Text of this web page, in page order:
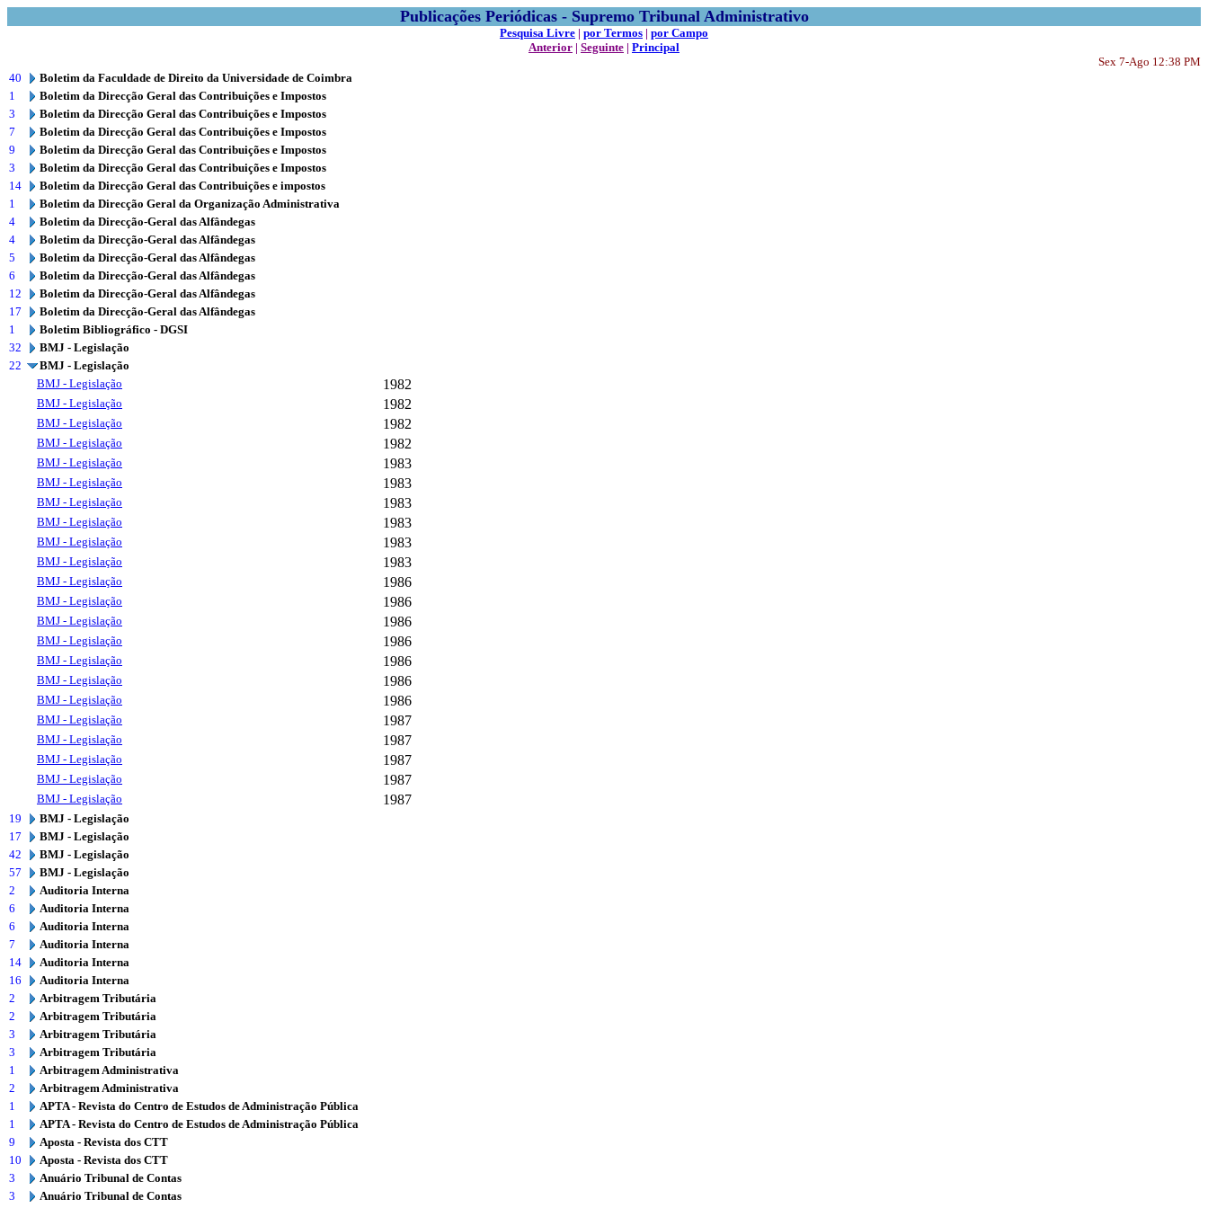
Publicações Periódicas - Supremo Tribunal Administrativo
Pesquisa Livre | por Termos | por Campo
Anterior | Seguinte | Principal
Sex 7-Ago 12:38 PM
40
Boletim da Faculdade de Direito da Universidade de Coimbra
1
Boletim da Direcção Geral das Contribuições e Impostos
3
Boletim da Direcção Geral das Contribuições e Impostos
7
Boletim da Direcção Geral das Contribuições e Impostos
9
Boletim da Direcção Geral das Contribuições e Impostos
3
Boletim da Direcção Geral das Contribuições e Impostos
14
Boletim da Direcção Geral das Contribuições e impostos
1
Boletim da Direcção Geral da Organização Administrativa
4
Boletim da Direcção-Geral das Alfândegas
4
Boletim da Direcção-Geral das Alfândegas
5
Boletim da Direcção-Geral das Alfândegas
6
Boletim da Direcção-Geral das Alfândegas
12
Boletim da Direcção-Geral das Alfândegas
17
Boletim da Direcção-Geral das Alfândegas
1
Boletim Bibliográfico - DGSI
32
BMJ - Legislação
22
BMJ - Legislação
BMJ - Legislação
1982
BMJ - Legislação 1982
BMJ - Legislação 1982
BMJ - Legislação 1982
BMJ - Legislação 1983
BMJ - Legislação 1983
BMJ - Legislação 1983
BMJ - Legislação 1983
BMJ - Legislação 1983
BMJ - Legislação 1983
BMJ - Legislação 1986
BMJ - Legislação 1986
BMJ - Legislação 1986
BMJ - Legislação 1986
BMJ - Legislação 1986
BMJ - Legislação 1986
BMJ - Legislação 1986
BMJ - Legislação 1987
BMJ - Legislação 1987
BMJ - Legislação 1987
BMJ - Legislação 1987
BMJ - Legislação 1987
19
BMJ - Legislação
17
BMJ - Legislação
42
BMJ - Legislação
57
BMJ - Legislação
2
Auditoria Interna
6
Auditoria Interna
6
Auditoria Interna
7
Auditoria Interna
14
Auditoria Interna
16
Auditoria Interna
2
Arbitragem Tributária
2
Arbitragem Tributária
3
Arbitragem Tributária
3
Arbitragem Tributária
1
Arbitragem Administrativa
2
Arbitragem Administrativa
1
APTA - Revista do Centro de Estudos de Administração Pública
1
APTA - Revista do Centro de Estudos de Administração Pública
9
Aposta - Revista dos CTT
10
Aposta - Revista dos CTT
3
Anuário Tribunal de Contas
3
Anuário Tribunal de Contas